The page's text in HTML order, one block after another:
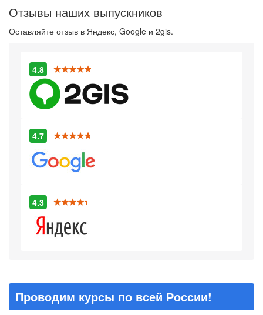
Отзывы наших выпускников
Оставляйте отзыв в Яндекс, Google и 2gis.
4.8
4.7
4.3
Проводим курсы по всей России!